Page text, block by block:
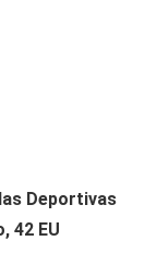
Deportivas
42 EU